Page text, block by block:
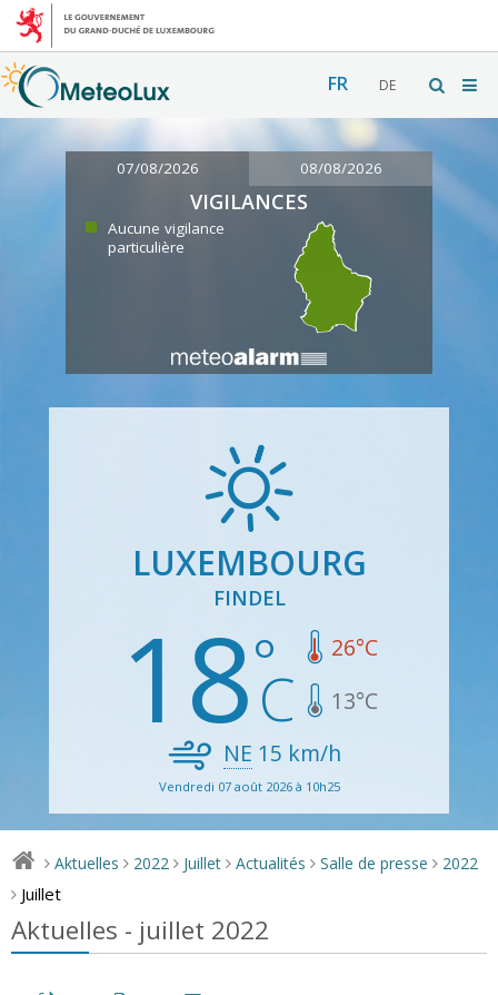
FR DE
07/08/2026 08/08/2026
VIGILANCES
Aucune vigilance
particulière
LUXEMBOURG
FINDEL
18 26°C
13°C
NE 15 km/h
Vendredi 07 août 2026 à 10h25
> Aktuelles > 2022 > Juillet > Actualités > Salle de presse > 2022
> Juillet
Aktuelles - juillet 2022